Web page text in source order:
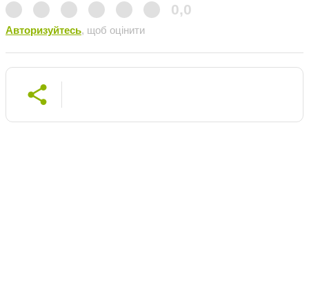
0,0
Авторизуйтесь, щоб оцінити